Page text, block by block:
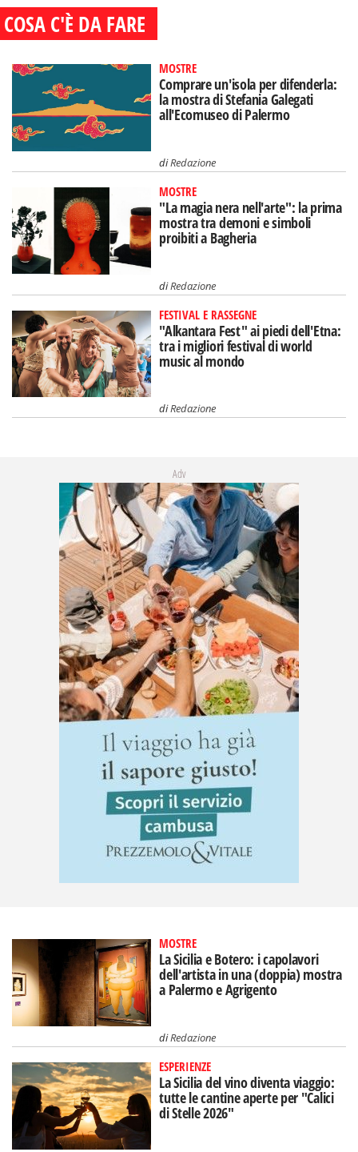
COSA C'È DA FARE
MOSTRE
Comprare un'isola per difenderla:
la mostra di Stefania Galegati
all'Ecomuseo di Palermo
diRedazione
MOSTRE
"La magia nera nell'arte": la prima
mostra tra demoni e simboli
proibiti a Bagheria
diRedazione
FESTIVAL E RASSEGNE
"Alkantara Fest" ai piedi dell'Etna:
tra i migliori festival di world
music al mondo
diRedazione
Adv
MOSTRE
La Sicilia e Botero: i capolavori
dell'artista in una (doppia) mostra
a Palermo e Agrigento
diRedazione
ESPERIENZE
La Sicilia del vino diventa viaggio:
tutte le cantine aperte per "Calici
di Stelle 2026"